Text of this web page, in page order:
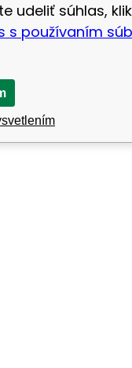
udeliť súhlas,
s používaním